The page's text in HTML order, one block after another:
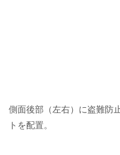
側面後部（左右）に盗難防
トを配置。